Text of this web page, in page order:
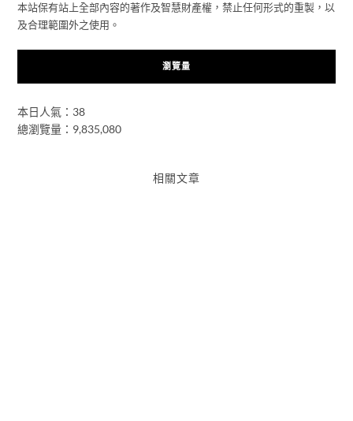
本站保有站上全部內容的著作及智慧財產權，禁止任何形式的重製，以
及合理範圍外之使用。
瀏覽量
本日人氣：38
總瀏覽量：9,835,080
相關文章